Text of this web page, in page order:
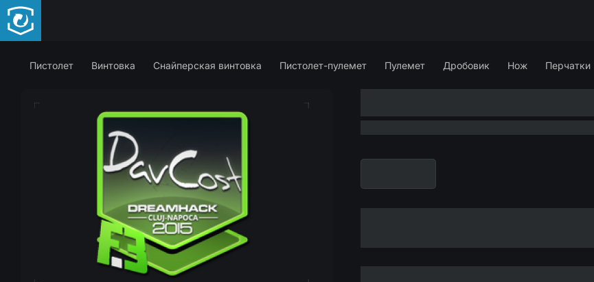
Пистолет Винтовка Снайперская винтовка Пистолет-пулемет Пулемет Дробовик Нож Перчатки